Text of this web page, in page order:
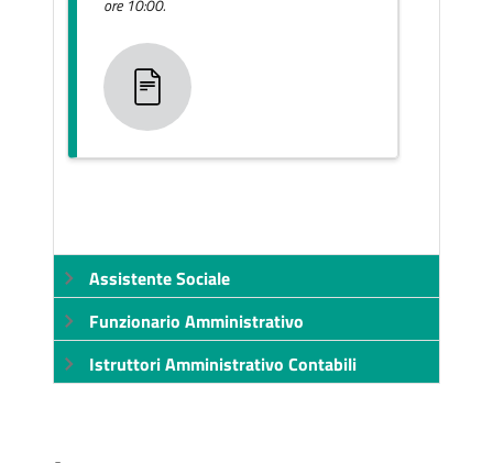
ore 10:00.
Assistente Sociale
Funzionario Amministrativo
Istruttori Amministrativo Contabili